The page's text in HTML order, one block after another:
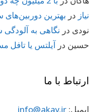
نیاز در بهترین دوربین‌های سال
نودی در نگاهی به
حسین در آیلتس یا تافل
ارتباط با ما
ایمیل: info@akay.ir